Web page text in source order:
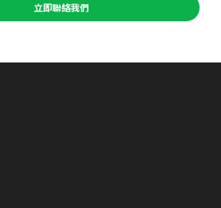
立即聯絡我們